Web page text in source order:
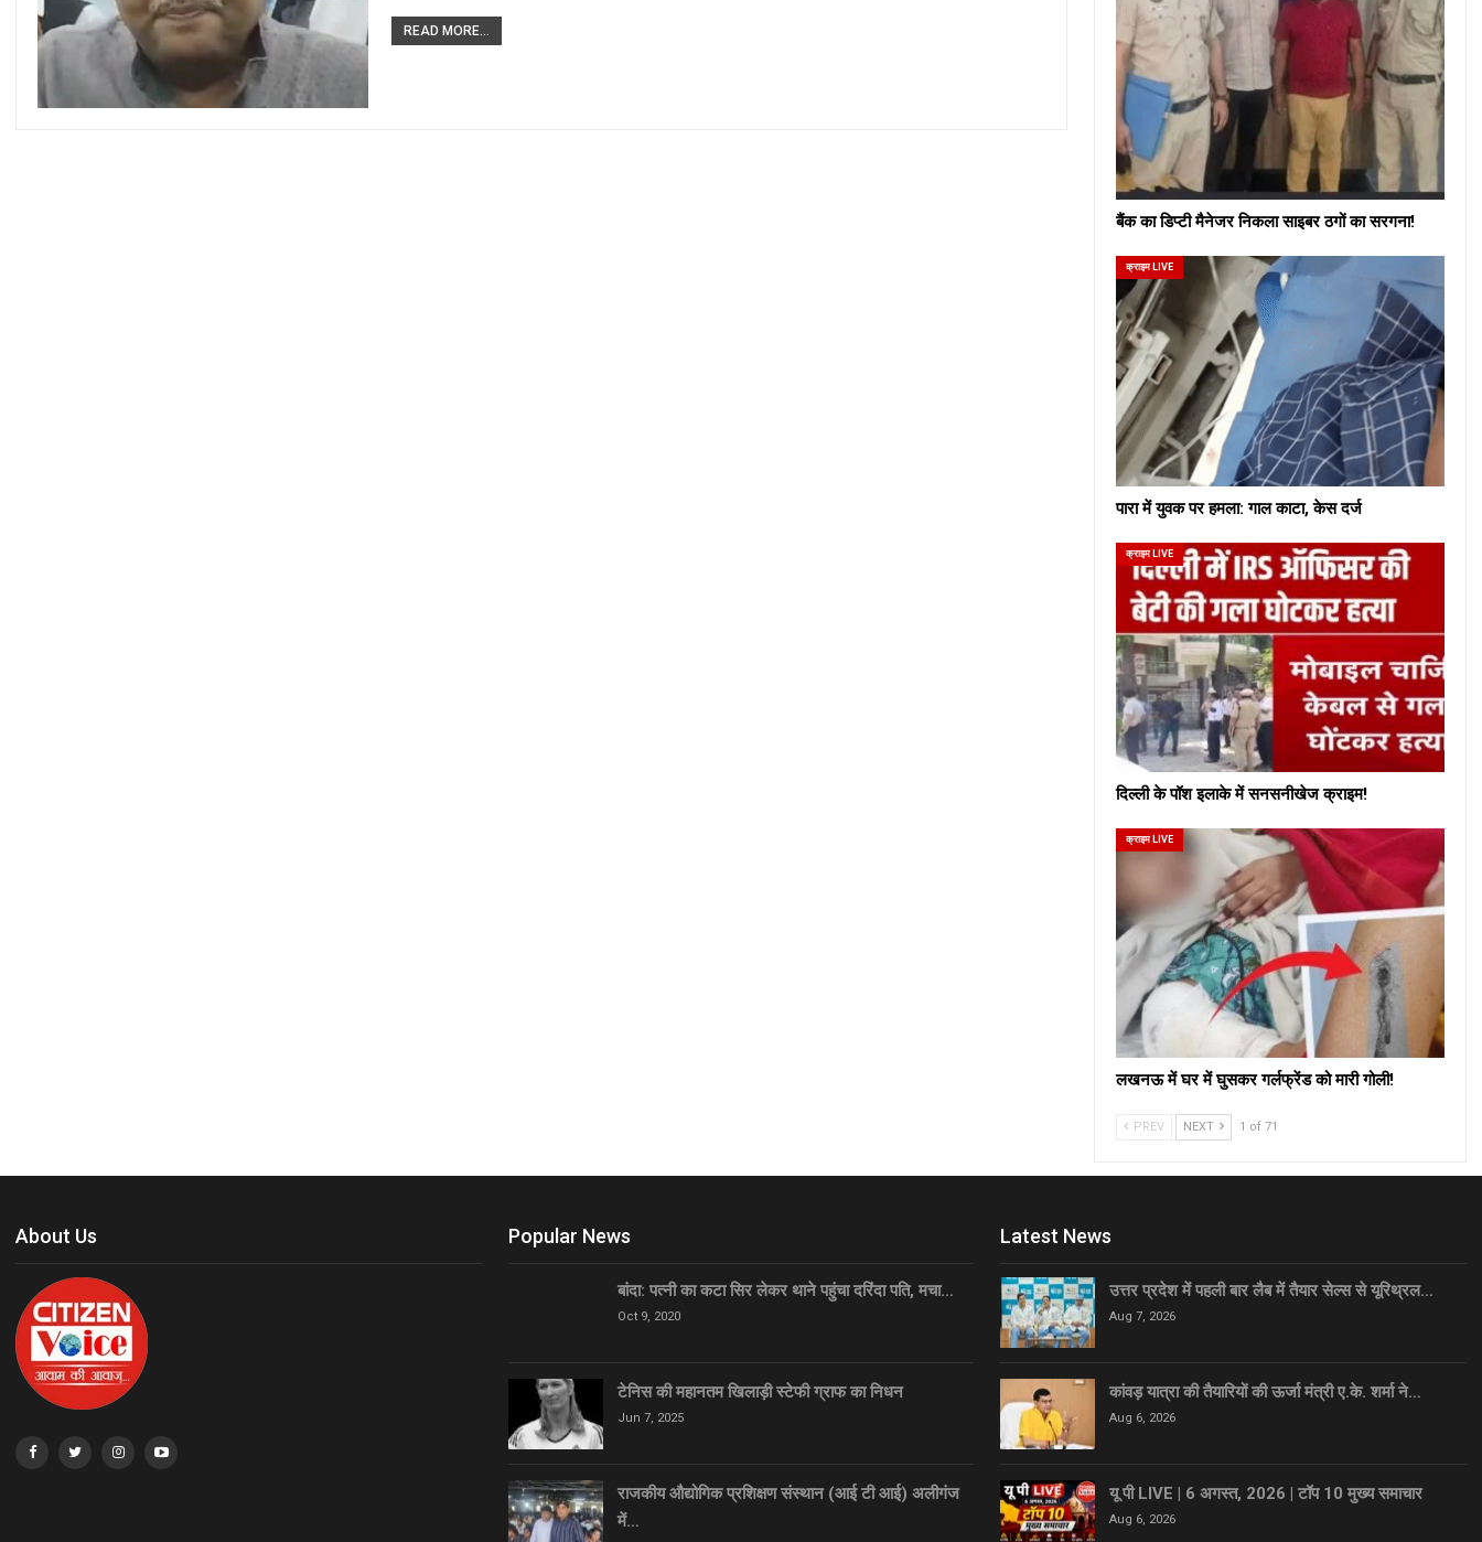
READ MORE...
बैंक का डिप्टी मैनेजर निकला साइबर ठगों का सरगना!
क्राइम LIVE
पारा में युवक पर हमला: गाल काटा, केस दर्ज
क्राइम LIVE
दिल्ली के पॉश इलाके में सनसनीखेज क्राइम!
क्राइम LIVE
लखनऊ में घर में घुसकर गर्लफ्रेंड को मारी गोली!
PREV NEXT 1 of 71
About Us Popular News
बांदा: पत्नी का कटा सिर लेकर थाने पहुंचा दरिंदा पति, मचा…
Oct 9, 2020
टेनिस की महानतम खिलाड़ी स्टेफी ग्राफ का निधन
Jun 7, 2025
राजकीय औद्योगिक प्रशिक्षण संस्थान (आई टी आई) अलीगंज
में…
Latest News
उत्तर प्रदेश में पहली बार लैब में तैयार सेल्स से यूरिथ्रल…
Aug 7, 2026
कांवड़ यात्रा की तैयारियों की ऊर्जा मंत्री ए.के. शर्मा ने…
Aug 6, 2026
यू पी LIVE | 6 अगस्त, 2026 | टॉप 10 मुख्य समाचार
Aug 6, 2026